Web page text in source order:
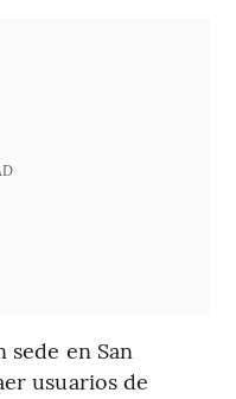
en San
usuarios de